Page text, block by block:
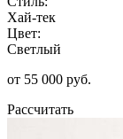
Хай-тек
Цвет:
Светлый
от 55 000 руб.
Рассчитать